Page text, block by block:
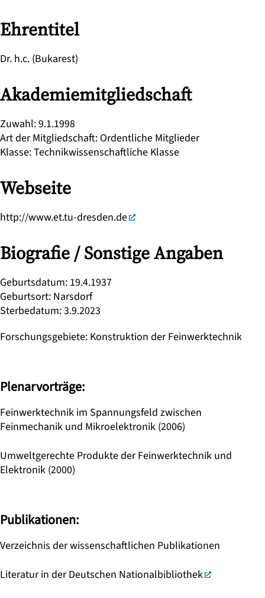
Ehrentitel
Dr. h.c. (Bukarest)
Akademiemitgliedschaft
Zuwahl:9.1.1998
Art der Mitgliedschaft: Ordentliche Mitglieder
Klasse:Technikwissenschaftliche Klasse
Webseite
http://www.et.tu-dresden.de
Biografie / Sonstige Angaben
Geburtsdatum: 19.4.1937
Geburtsort: Narsdorf
Sterbedatum:3.9.2023
Forschungsgebiete: Konstruktion der Feinwerktechnik
Plenarvorträge:
Feinwerktechnik im Spannungsfeld zwischen
Feinmechanik und Mikroelektronik (2006)
Umweltgerechte Produkte der Feinwerktechnik und
Elektronik (2000)
Publikationen:
Verzeichnis der wissenschaftlichen Publikationen
Literatur in der Deutschen Nationalbibliothek